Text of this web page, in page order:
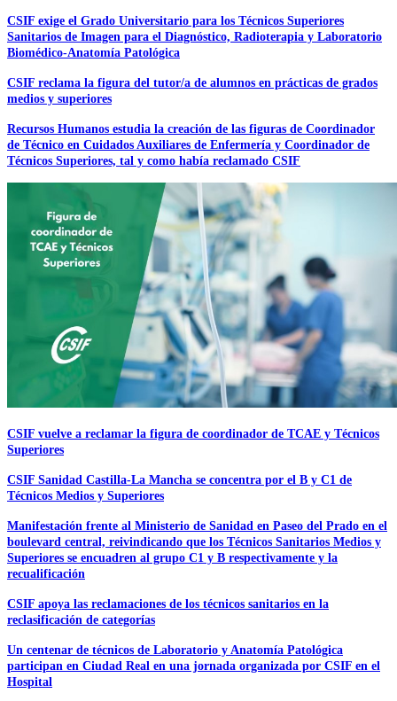
CSIF exige el Grado Universitario para los Técnicos Superiores
Sanitarios de Imagen para el Diagnóstico, Radioterapia y Laboratorio
Biomédico-Anatomía Patológica
CSIF reclama la figura del tutor/a de alumnos en prácticas de grados
medios y superiores
Recursos Humanos estudia la creación de las figuras de Coordinador
de Técnico en Cuidados Auxiliares de Enfermería y Coordinador de
Técnicos Superiores, tal y como había reclamado CSIF
CSIF vuelve a reclamar la figura de coordinador de TCAE y Técnicos
Superiores
CSIF Sanidad Castilla-La Mancha se concentra por el B y C1 de
Técnicos Medios y Superiores
Manifestación frente al Ministerio de Sanidad en Paseo del Prado en el
boulevard central, reivindicando que los Técnicos Sanitarios Medios y
Superiores se encuadren al grupo C1 y B respectivamente y la
recualificación
CSIF apoya las reclamaciones de los técnicos sanitarios en la
reclasificación de categorías
Un centenar de técnicos de Laboratorio y Anatomía Patológica
participan en Ciudad Real en una jornada organizada por CSIF en el
Hospital